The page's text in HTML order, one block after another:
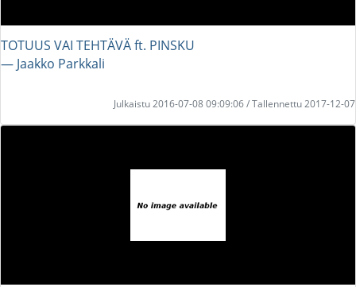
TOTUUS VAI TEHTÄVÄ ft. PINSKU
― Jaakko Parkkali
Julkaistu 2016-07-08 09:09:06 / Tallennettu 2017-12-07